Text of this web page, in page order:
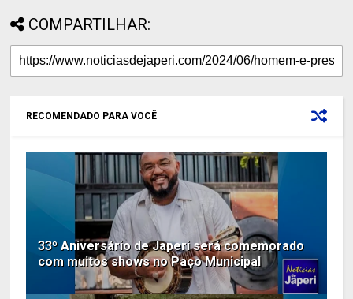
COMPARTILHAR:
RECOMENDADO PARA VOCÊ
33º Aniversário de Japeri será comemorado
com muitos shows no Paço Municipal